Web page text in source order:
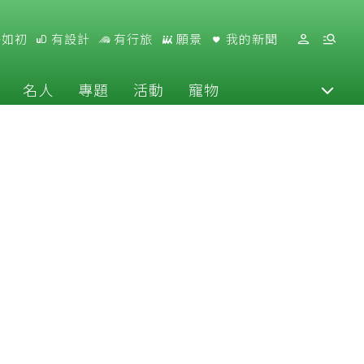
初 有設計 有行旅 願景 我的新聞
名人 專題 活動 寵物